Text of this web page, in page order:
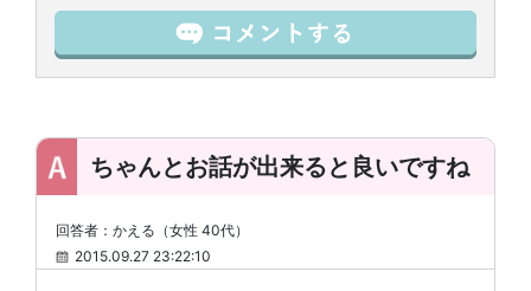
ちゃんとお話が出来ると良いですね
回答者：かえる（女性 40代）
2015.09.27 23:22:10